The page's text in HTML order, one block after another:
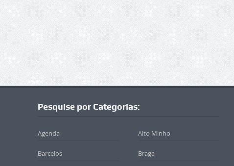
Pesquise por Categorias:
Agenda Alto Minho
Barcelos Braga